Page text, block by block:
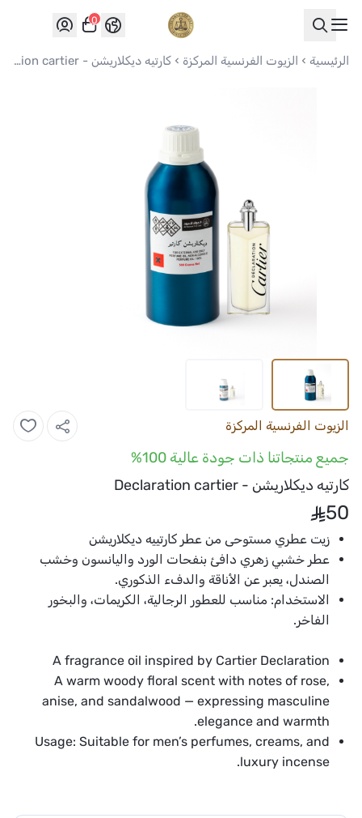
العواد للعود
0
الرئيسية الزيوت الفرنسية المركزة كارتيه ديكلاريشن - Declaration cartier
الزيوت الفرنسية المركزة
جميع منتجاتنا ذات جودة عالية 100%
كارتيه ديكلاريشن - Declaration cartier
50
زيت عطري مستوحى من عطر كارتييه ديكلاريشن
عطر خشبي زهري دافئ بنفحات الورد واليانسون وخشب
الصندل، يعبر عن الأناقة والدفء الذكوري.
الاستخدام: مناسب للعطور الرجالية، الكريمات، والبخور
الفاخر.
A fragrance oil inspired by Cartier Declaration
A warm woody floral scent with notes of rose,
anise, and sandalwood — expressing masculine
elegance and warmth.
Usage: Suitable for men’s perfumes, creams, and
luxury incense.